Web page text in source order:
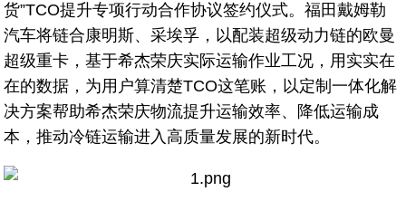
货”TCO提升专项行动合作协议签约仪式。福田戴姆勒
汽车将链合康明斯、采埃孚，以配装超级动力链的欧曼
超级重卡，基于希杰荣庆实际运输作业工况，用实实在
在的数据，为用户算清楚TCO这笔账，以定制一体化解
决方案帮助希杰荣庆物流提升运输效率、降低运输成
本，推动冷链运输进入高质量发展的新时代。